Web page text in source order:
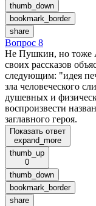
thumb_down
bookmark_border
share
Вопрос 8
Не Пушкин, но тоже
своих рассказов
следующим: "идея
зла человеческого
душевных и
воспроизвести
заглавного героя.
Показать ответ
expand_more
thumb_up
0
thumb_down
bookmark_border
share